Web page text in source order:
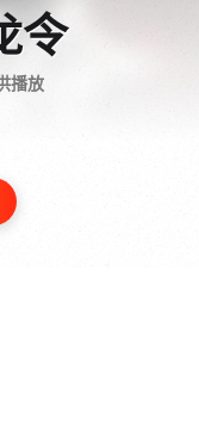
令
播放